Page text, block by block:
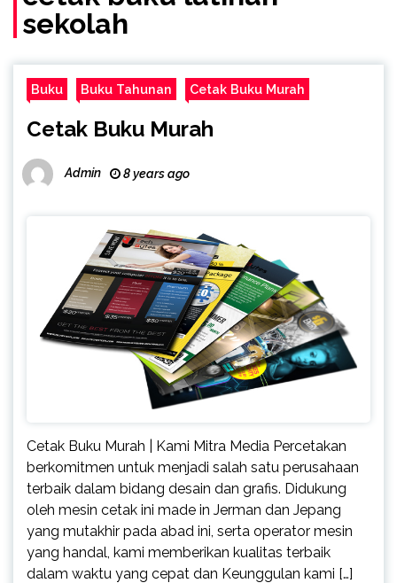
sekolah
Buku Buku Tahunan Cetak Buku Murah
Cetak Buku Murah
Admin 8 years ago
Cetak Buku Murah | Kami Mitra Media Percetakan
berkomitmen untuk menjadi salah satu perusahaan
terbaik dalam bidang desain dan grafis. Didukung
oleh mesin cetak ini made in Jerman dan Jepang
yang mutakhir pada abad ini, serta operator mesin
yang handal, kami memberikan kualitas terbaik
dalam waktu yang cepat dan Keunggulan kami […]